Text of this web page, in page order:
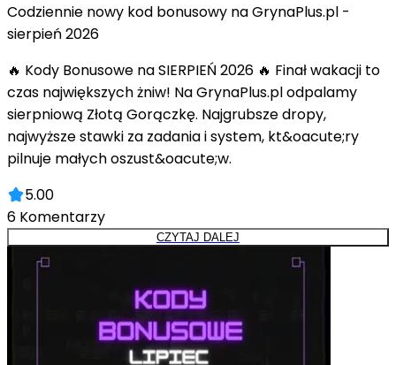
Codziennie nowy kod bonusowy na GrynaPlus.pl -
sierpień 2026
🔥 Kody Bonusowe na SIERPIEŃ 2026 🔥 Finał wakacji to
czas największych żniw! Na GrynaPlus.pl odpalamy
sierpniową Złotą Gorączkę. Najgrubsze dropy,
najwyższe stawki za zadania i system, kt&oacute;ry
pilnuje małych oszust&oacute;w.
5.00
6 Komentarzy
CZYTAJ DALEJ